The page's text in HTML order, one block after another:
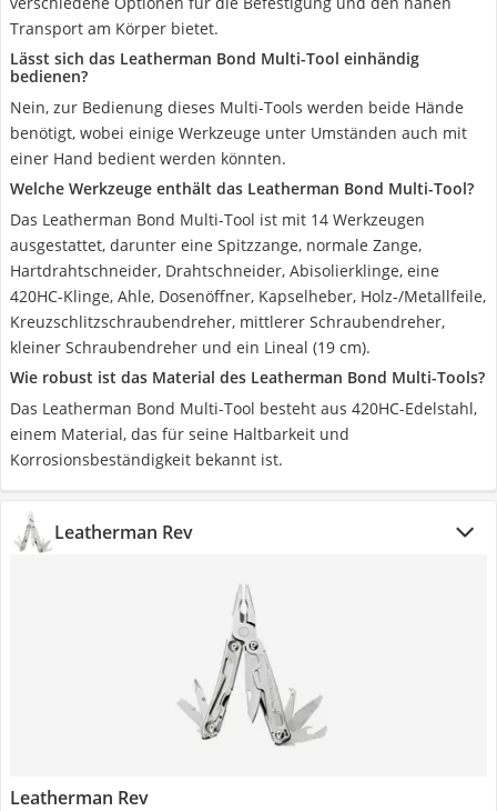
Transport am Körper bietet.
Lässt sich das Leatherman Bond Multi-Tool einhändig
bedienen?
Nein, zur Bedienung dieses Multi-Tools werden beide Hände
benötigt, wobei einige Werkzeuge unter Umständen auch mit
einer Hand bedient werden könnten.
Welche Werkzeuge enthält das Leatherman Bond Multi-Tool?
Das Leatherman Bond Multi-Tool ist mit 14 Werkzeugen
ausgestattet, darunter eine Spitzzange, normale Zange,
Hartdrahtschneider, Drahtschneider, Abisolierklinge, eine
420HC-Klinge, Ahle, Dosenöffner, Kapselheber, Holz-/Metallfeile,
Kreuzschlitzschraubendreher, mittlerer Schraubendreher,
kleiner Schraubendreher und ein Lineal (19 cm).
Wie robust ist das Material des Leatherman Bond Multi-Tools?
Das Leatherman Bond Multi-Tool besteht aus 420HC-Edelstahl,
einem Material, das für seine Haltbarkeit und
Korrosionsbeständigkeit bekannt ist.
Leatherman Rev
Leatherman Rev